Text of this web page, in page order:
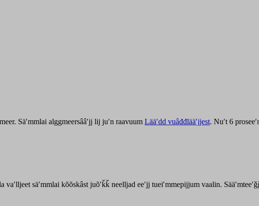
Säʹmmlai alggmeersââʹjj lij juʹn raavuum Lääʹdd vuâđđlääʹjjest. Nuʹt 6
säʹmmlai kõõskâst juõʹǩǩ neelljad eeʹjj tueiʹmmepijjum vaalin.